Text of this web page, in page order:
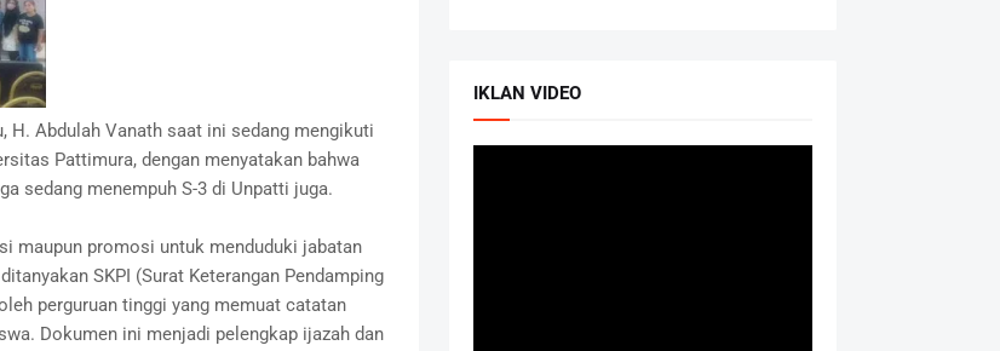
H. Abdulah Vanath saat ini sedang mengikuti
Pattimura, dengan menyatakan bahwa
sedang menempuh S-3 di Unpatti juga.
maupun promosi untuk menduduki jabatan
SKPI (Surat Keterangan Pendamping
perguruan tinggi yang memuat catatan
Dokumen ini menjadi pelengkap ijazah dan
IKLAN VIDEO